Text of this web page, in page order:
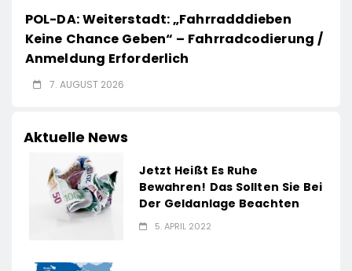
POL-DA: Weiterstadt: „Fahrradddieben
Keine Chance Geben“ – Fahrradcodierung /
Anmeldung Erforderlich
7. AUGUST 2026
Aktuelle News
Jetzt Heißt Es Ruhe
Bewahren! Das Sollten Sie Bei
Der Geldanlage Beachten
5. APRIL 2022